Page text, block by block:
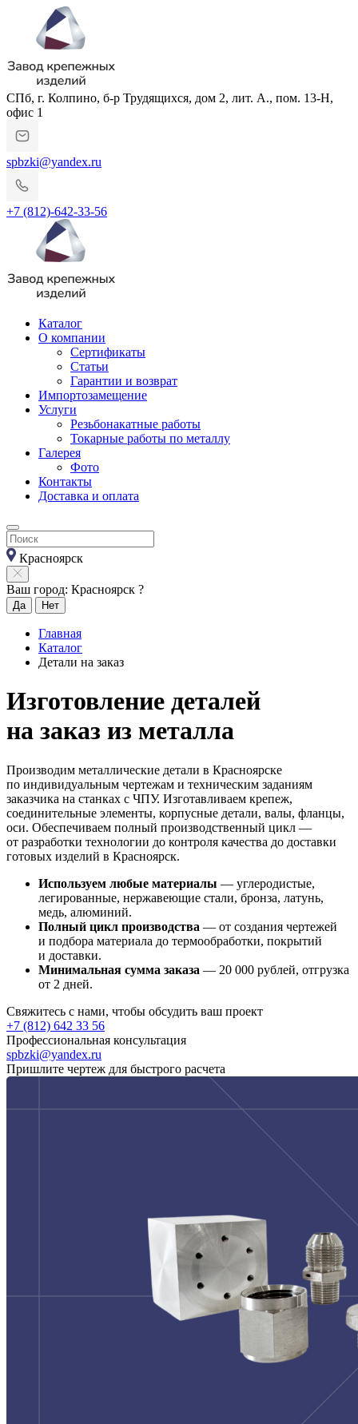
СПб, г. Колпино, б-р Трудящихся, дом 2, лит. А., пом. 13-Н,
офис 1
spbzki@yandex.ru
+7 (812)-642-33-56
Каталог
О компании
Сертификаты
Статьи
Гарантии и возврат
Импортозамещение
Услуги
Резьбонакатные работы
Токарные работы по металлу
Галерея
Фото
Контакты
Доставка и оплата
Красноярск
Ваш город: Красноярск ?
Да Нет
Главная
Каталог
Детали на заказ
Изготовление деталей
на заказ из металла
Производим металлические детали в Красноярске
по индивидуальным чертежам и техническим заданиям
заказчика на станках с ЧПУ. Изготавливаем крепеж,
соединительные элементы, корпусные детали, валы, фланцы,
оси. Обеспечиваем полный производственный цикл —
от разработки технологии до контроля качества до доставки
готовых изделий в Красноярск.
Используем любые материалы — углеродистые,
легированные, нержавеющие стали, бронза, латунь,
медь, алюминий.
Полный цикл производства — от создания чертежей
и подбора материала до термообработки, покрытий
и доставки.
Минимальная сумма заказа — 20 000 рублей, отгрузка
от 2 дней.
Свяжитесь с нами, чтобы обсудить ваш проект
+7 (812) 642 33 56
Профессиональная консультация
spbzki@yandex.ru
Пришлите чертеж для быстрого расчета